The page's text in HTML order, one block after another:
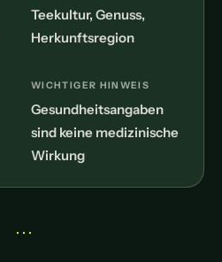
Teekultur, Genuss,
Herkunftsregion
WICHTIGER HINWEIS
Gesundheitsangaben
sind keine medizinische
Wirkung
• • •